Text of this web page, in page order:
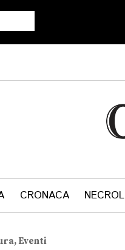
CRONACA
Eventi